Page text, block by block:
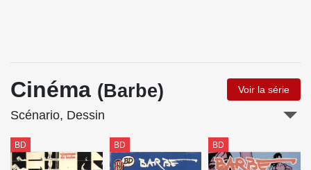
Cinéma (Barbe) Voir la série
Scénario, Dessin
BD BD BD